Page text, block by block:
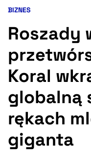
Sprawdź, jak i dlaczego
Kategoria artykułu:
BIZNES
Roszady
Koral
globalną
rękach
giganta